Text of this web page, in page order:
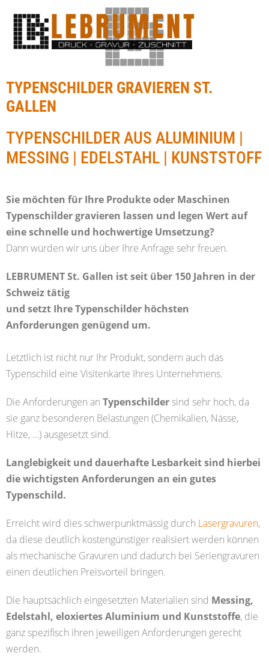
TYPENSCHILDER GRAVIEREN ST.
GALLEN
TYPENSCHILDER AUS ALUMINIUM |
MESSING | EDELSTAHL | KUNSTSTOFF
Sie möchten für Ihre Produkte oder Maschinen
Typenschilder gravieren lassen und legen Wert auf
eine schnelle und hochwertige Umsetzung?
Dann würden wir uns über Ihre Anfrage sehr freuen.
LEBRUMENT St. Gallen ist seit über 150 Jahren in der
Schweiz tätig
und setzt Ihre Typenschilder höchsten
Anforderungen genügend um.
Letztlich ist nicht nur Ihr Produkt, sondern auch das
Typenschild eine Visitenkarte Ihres Unternehmens.
Die Anforderungen an Typenschildersind sehr hoch, da
sie ganz besonderen Belastungen (Chemikalien, Nässe,
Hitze, …) ausgesetzt sind.
Langlebigkeit und dauerhafte Lesbarkeit sind hierbei
die wichtigsten Anforderungen an ein gutes
Typenschild.
Erreicht wird dies schwerpunktmässig durch Lasergravuren,
da diese deutlich kostengünstiger realisiert werden können
als mechanische Gravuren und dadurch bei Seriengravuren
einen deutlichen Preisvorteil bringen.
Die hauptsächlich eingesetzten Materialien sind Messing,
Edelstahl, eloxiertes Aluminium und Kunststoffe, die
ganz spezifisch ihren jeweiligen Anforderungen gerecht
werden.